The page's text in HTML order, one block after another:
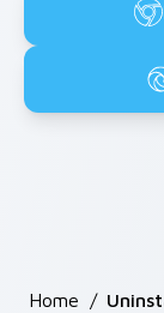
Home /